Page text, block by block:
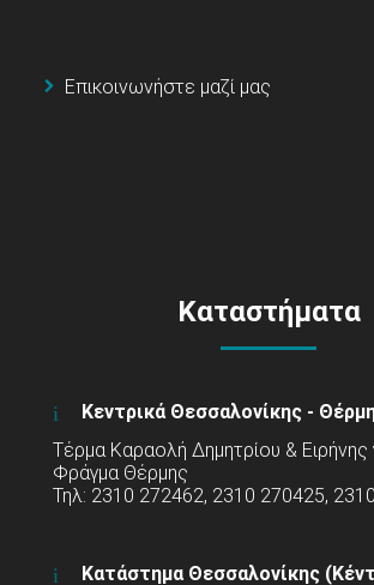
Επικοινωνήστε μαζί μας
Καταστήματα
Κεντρικά Θεσσαλονίκης -
Τέρμα Καραολή Δημητρίου & Ειρήνης
Φράγμα Θέρμης
Τηλ: 2310 272462, 2310 270425,
Κατάστημα Θεσσαλονίκης